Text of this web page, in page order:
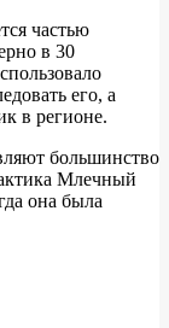
частью
в 30
его, а
в регионе.
большинство
Млечный
она была